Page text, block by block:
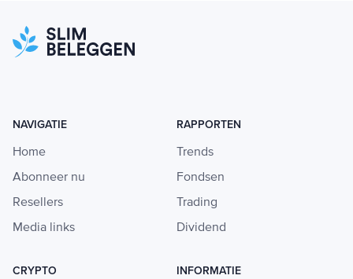
NAVIGATIE
Home
Abonneer nu
Resellers
Media links
RAPPORTEN
Trends
Fondsen
Trading
Dividend
CRYPTO INFORMATIE